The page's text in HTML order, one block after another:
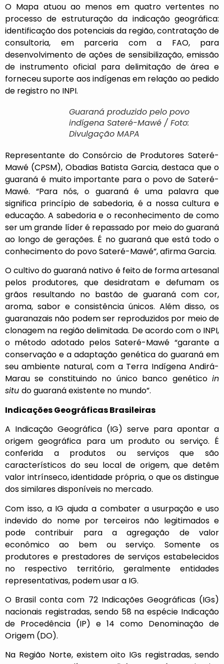
O Mapa atuou ao menos em quatro vertentes no
processo de estruturação da indicação geográfica:
identificação dos potenciais da região, contratação de
consultoria, em parceria com a FAO, para
desenvolvimento de ações de sensibilização, emissão
de instrumento oficial para delimitação de área e
forneceu suporte aos indígenas em relação ao pedido
de registro no INPI.
Guaraná produzido pelo povo
indígena Sateré-Mawé / Foto:
Divulgação MAPA
Representante do Consórcio de Produtores Sateré-
Mawé (CPSM), Obadias Batista Garcia, destaca que o
guaraná é muito importante para o povo de Sateré-
Mawé. “Para nós, o guaraná é uma palavra que
significa princípio de sabedoria, é a nossa cultura e
educação. A sabedoria e o reconhecimento de como
ser um grande líder é repassado por meio do guaraná
ao longo de gerações. É no guaraná que está todo o
conhecimento do povo Sateré-Mawé”, afirma Garcia.
O cultivo do guaraná nativo é feito de forma artesanal
pelos produtores, que desidratam e defumam os
grãos resultando no bastão de guaraná com cor,
aroma, sabor e consistência únicos. Além disso, os
guaranazais não podem ser reproduzidos por meio de
clonagem na região delimitada. De acordo com o INPI,
o método adotado pelos Sateré-Mawé “garante a
conservação e a adaptação genética do guaraná em
seu ambiente natural, com a Terra Indígena Andirá-
Marau se constituindo no único banco genético in
situ do guaraná existente no mundo”.
Indicações Geográficas Brasileiras
A Indicação Geográfica (IG) serve para apontar a
origem geográfica para um produto ou serviço. É
conferida a produtos ou serviços que são
característicos do seu local de origem, que detêm
valor intrínseco, identidade própria, o que os distingue
dos similares disponíveis no mercado.
Com isso, a IG ajuda a combater a usurpação e uso
indevido do nome por terceiros não legitimados e
pode contribuir para a agregação de valor
econômico ao bem ou serviço. Somente os
produtores e prestadores de serviços estabelecidos
no respectivo território, geralmente entidades
representativas, podem usar a IG.
O Brasil conta com 72 Indicações Geográficas (IGs)
nacionais registradas, sendo 58 na espécie Indicação
de Procedência (IP) e 14 como Denominação de
Origem (DO).
Na Região Norte, existem oito IGs registradas, sendo